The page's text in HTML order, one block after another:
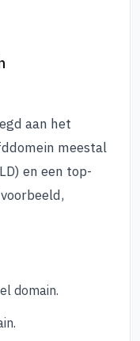
aan het
meestal
en een top-
domain.